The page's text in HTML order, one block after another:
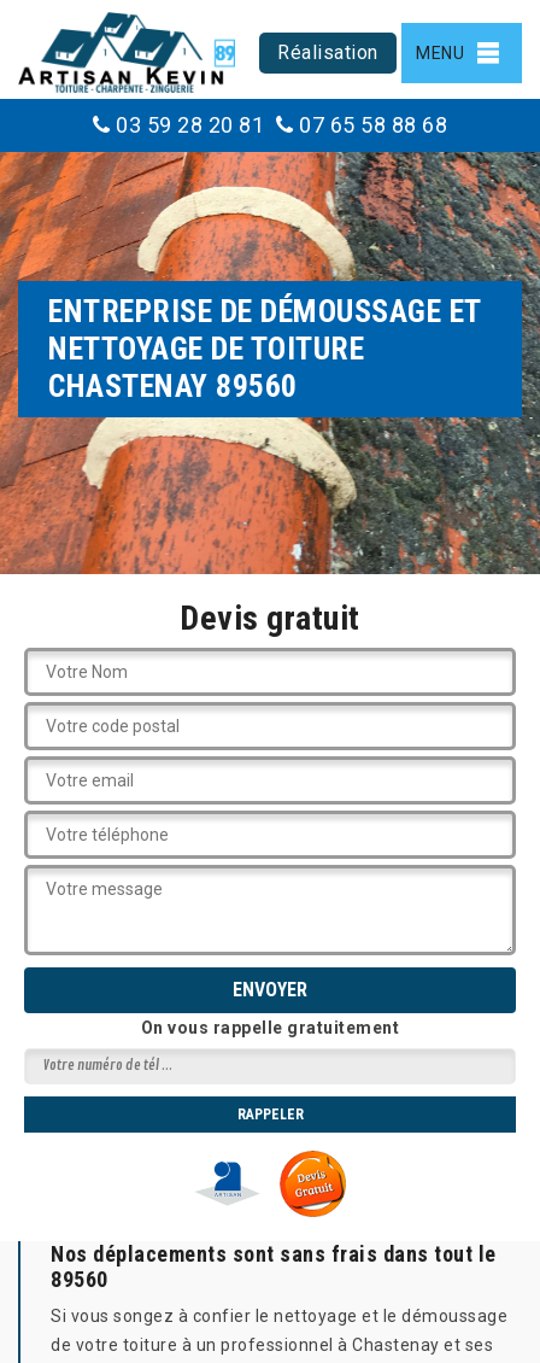
Réalisation MENU
03 59 28 20 81 07 65 58 88 68
ENTREPRISE DE DÉMOUSSAGE ET
NETTOYAGE DE TOITURE
CHASTENAY 89560
Devis gratuit
On vous rappelle gratuitement
Nos déplacements sont sans frais dans tout le
89560
Si vous songez à confier le nettoyage et le démoussage
de votre toiture à un professionnel à Chastenay et ses